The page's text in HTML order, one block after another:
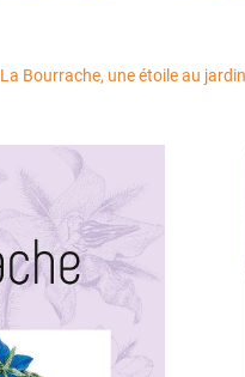
La Bourrache, une étoile au jardin